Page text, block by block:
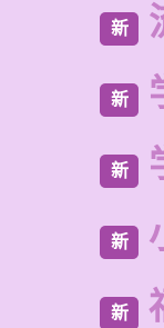
新
新
新
新
新